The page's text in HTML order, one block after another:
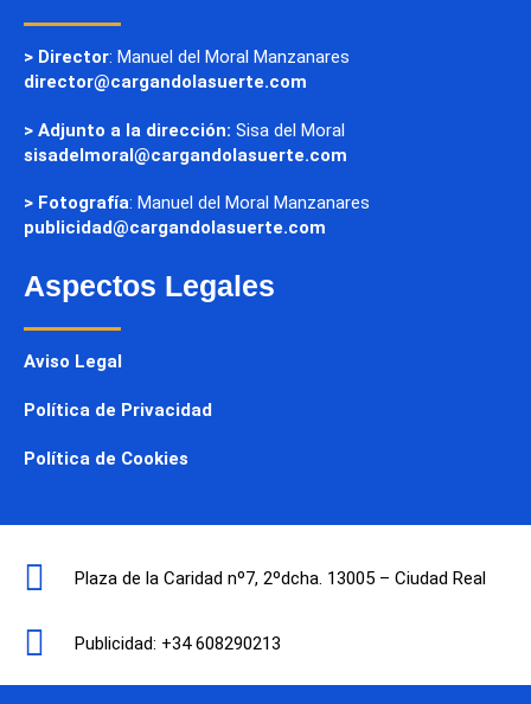
> Director: Manuel del Moral Manzanares
director@cargandolasuerte.com
> Adjunto a la dirección: Sisa del Moral
sisadelmoral@cargandolasuerte.com
> Fotografía: Manuel del Moral Manzanares
publicidad@cargandolasuerte.com
Aspectos Legales
Aviso Legal
Política de Privacidad
Política de Cookies
Plaza de la Caridad nº7, 2ºdcha. 13005 – Ciudad Real
Publicidad: +34 608290213